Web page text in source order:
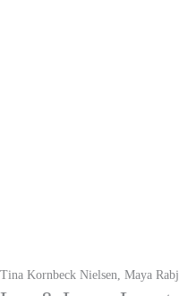
Tina Kornbeck Nielsen, Maya